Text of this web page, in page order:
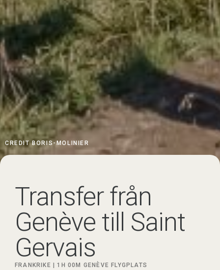
CREDIT BORIS-MOLINIER
Transfer från
Genève till Saint
Gervais
FRANKRIKE |1H 00M GENÈVE FLYGPLATS